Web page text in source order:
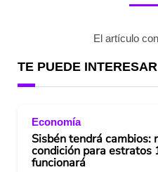
El artículo
TE PUEDE INTERESAR
Economía
Sisbén tendrá cambios:
condición para estratos
funcionará